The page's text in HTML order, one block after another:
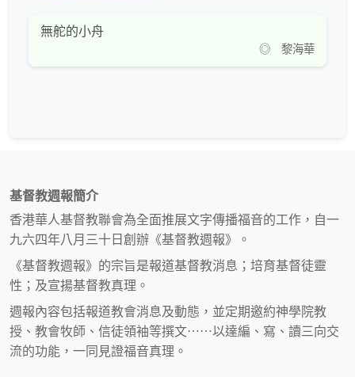
無舵的小舟
◎ 黎海華
基督教週報簡介
香港華人基督教聯會為全面推展文字傳播福音的工作，自一
九六四年八月三十日創辦《基督教週報》。
《基督教週報》的宗旨是報道基督教消息；培育基督徒靈
性；及宣揚基督教真理。
週報內容包括報道教會消息及動態，並定期邀約神學院教
授、教會牧師、信徒領袖等撰文⋯⋯以達編、寫、讀三向交
流的功能，一同見證福音真理。